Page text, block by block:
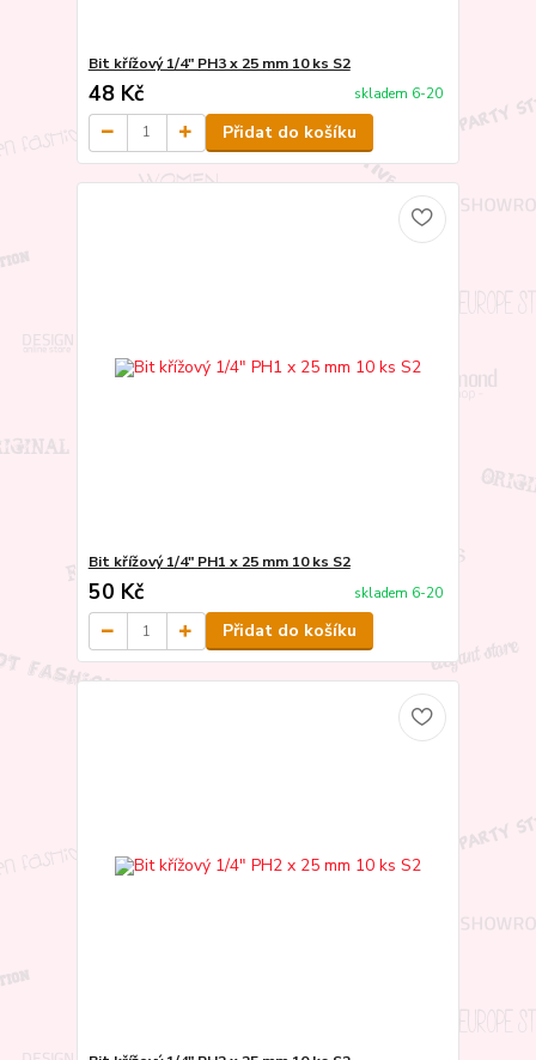
Bit křížový 1/4" PH3 x 25 mm 10 ks S2
48 Kč skladem 6-20
Přidat do košíku
Bit křížový 1/4" PH1 x 25 mm 10 ks S2
50 Kč skladem 6-20
Přidat do košíku